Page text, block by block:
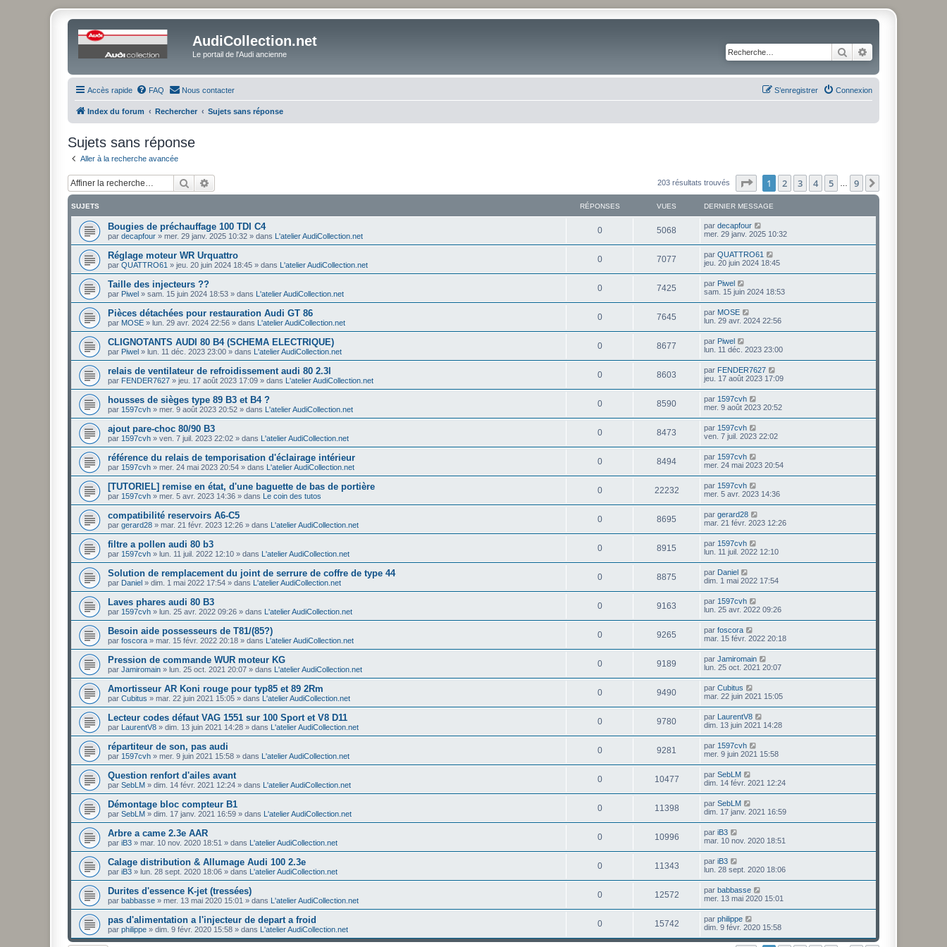
AudiCollection.net
Le portail de l'Audi ancienne Rechercher
Accès rapide FAQ Nous contacter Connexion
S’enregistrer
Index du forum Rechercher Sujets sans réponse
Sujets sans réponse
Aller à la recherche avancée
Rechercher 203 résultats trouvés Page sur9
1 2 3 4 5 9
SUJETS RÉPONSES VUES DERNIER MESSAGE
Bougies de préchauffage 100 TDI C4
par decapfour » mer. 29 janv. 2025 10:32 » dans L'atelier AudiCollection.net
0 5068 par decapfour
mer. 29 janv. 2025 10:32
Réglage moteur WR Urquattro
par QUATTRO61 » jeu. 20 juin 2024 18:45 » dans L'atelier AudiCollection.net
0 7077 par QUATTRO61
jeu. 20 juin 2024 18:45
Taille des injecteurs ??
par Piwel » sam. 15 juin 2024 18:53 » dans L'atelier AudiCollection.net
0 7425 par Piwel
sam. 15 juin 2024 18:53
Pièces détachées pour restauration Audi GT 86
par MOSE » lun. 29 avr. 2024 22:56 » dans L'atelier AudiCollection.net
0 7645 par MOSE
lun. 29 avr. 2024 22:56
CLIGNOTANTS AUDI 80 B4 (SCHEMA ELECTRIQUE)
par Piwel » lun. 11 déc. 2023 23:00 » dans L'atelier AudiCollection.net
0 8677 par Piwel
lun. 11 déc. 2023 23:00
relais de ventilateur de refroidissement audi 80 2.3l
par FENDER7627 » jeu. 17 août 2023 17:09 » dans L'atelier AudiCollection.net
0 8603 par FENDER7627
jeu. 17 août 2023 17:09
housses de sièges type 89 B3 et B4 ?
par 1597cvh » mer. 9 août 2023 20:52 » dans L'atelier AudiCollection.net
0 8590 par 1597cvh
mer. 9 août 2023 20:52
ajout pare-choc 80/90 B3
par 1597cvh » ven. 7 juil. 2023 22:02 » dans L'atelier AudiCollection.net
0 8473 par 1597cvh
ven. 7 juil. 2023 22:02
référence du relais de temporisation d'éclairage intérieur
par 1597cvh » mer. 24 mai 2023 20:54 » dans L'atelier AudiCollection.net
0 8494 par 1597cvh
mer. 24 mai 2023 20:54
[TUTORIEL] remise en état, d'une baguette de bas de portière
par 1597cvh » mer. 5 avr. 2023 14:36 » dans Le coin des tutos
0 22232 par 1597cvh
mer. 5 avr. 2023 14:36
compatibilité reservoirs A6-C5
par gerard28 » mar. 21 févr. 2023 12:26 » dans L'atelier AudiCollection.net
0 8695 par gerard28
mar. 21 févr. 2023 12:26
filtre a pollen audi 80 b3
par 1597cvh » lun. 11 juil. 2022 12:10 » dans L'atelier AudiCollection.net
0 8915 par 1597cvh
lun. 11 juil. 2022 12:10
Solution de remplacement du joint de serrure de coffre de type 44
par Daniel » dim. 1 mai 2022 17:54 » dans L'atelier AudiCollection.net
0 8875 par Daniel
dim. 1 mai 2022 17:54
Laves phares audi 80 B3
par 1597cvh » lun. 25 avr. 2022 09:26 » dans L'atelier AudiCollection.net
0 9163 par 1597cvh
lun. 25 avr. 2022 09:26
Besoin aide possesseurs de T81/(85?)
par foscora » mar. 15 févr. 2022 20:18 » dans L'atelier AudiCollection.net
0 9265 par foscora
mar. 15 févr. 2022 20:18
Pression de commande WUR moteur KG
par Jamiromain » lun. 25 oct. 2021 20:07 » dans L'atelier AudiCollection.net
0 9189 par Jamiromain
lun. 25 oct. 2021 20:07
Amortisseur AR Koni rouge pour typ85 et 89 2Rm
par Cubitus » mar. 22 juin 2021 15:05 » dans L'atelier AudiCollection.net
0 9490 par Cubitus
mar. 22 juin 2021 15:05
Lecteur codes défaut VAG 1551 sur 100 Sport et V8 D11
par LaurentV8 » dim. 13 juin 2021 14:28 » dans L'atelier AudiCollection.net
0 9780 par LaurentV8
dim. 13 juin 2021 14:28
répartiteur de son, pas audi
par 1597cvh » mer. 9 juin 2021 15:58 » dans L'atelier AudiCollection.net
0 9281 par 1597cvh
mer. 9 juin 2021 15:58
Question renfort d'ailes avant
par SebLM » dim. 14 févr. 2021 12:24 » dans L'atelier AudiCollection.net
0 10477 par SebLM
dim. 14 févr. 2021 12:24
Démontage bloc compteur B1
par SebLM » dim. 17 janv. 2021 16:59 » dans L'atelier AudiCollection.net
0 11398 par SebLM
dim. 17 janv. 2021 16:59
Arbre a came 2.3e AAR
par iB3 » mar. 10 nov. 2020 18:51 » dans L'atelier AudiCollection.net
0 10996 par iB3
mar. 10 nov. 2020 18:51
Calage distribution & Allumage Audi 100 2.3e
par iB3 » lun. 28 sept. 2020 18:06 » dans L'atelier AudiCollection.net
0 11343 par iB3
lun. 28 sept. 2020 18:06
Durites d'essence K-jet (tressées)
par babbasse » mer. 13 mai 2020 15:01 » dans L'atelier AudiCollection.net
0 12572 par babbasse
mer. 13 mai 2020 15:01
pas d'alimentation a l'injecteur de depart a froid
par philippe » dim. 9 févr. 2020 15:58 » dans L'atelier AudiCollection.net
0 15742 par philippe
dim. 9 févr. 2020 15:58